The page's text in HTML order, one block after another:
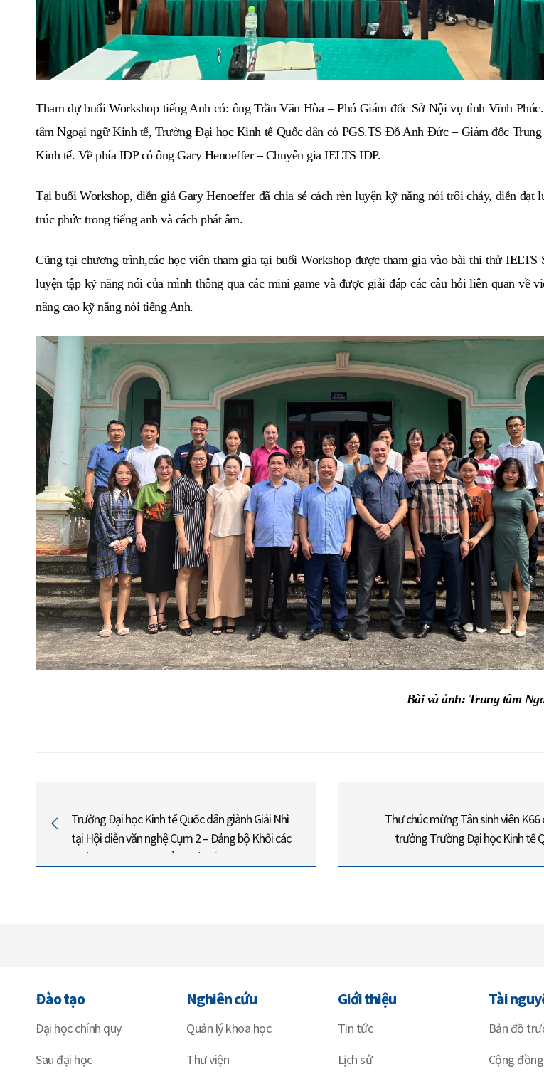
Tham dự buổi Workshop tiếng Anh có: ông Trần Văn Hòa – Phó Giám đốc Sở Nội vụ tỉnh Vĩnh
tâm Ngoại ngữ Kinh tế, Trường Đại học Kinh tế Quốc dân có PGS.TS Đỗ Anh Đức – Giám đốc
Kinh tế. Về phía IDP có ông Gary Henoeffer – Chuyên gia IELTS IDP.
Tại buổi Workshop, diễn giả Gary Henoeffer đã chia sẻ cách rèn luyện kỹ năng nói trôi chảy, diễn đạt
trúc phức trong tiếng anh và cách phát âm.
Cũng tại chương trình,các học viên tham gia tại buổi Workshop được tham gia vào bài thi thử IELTS
luyện tập kỹ năng nói của mình thông qua các mini game và được giải đáp các câu hỏi liên quan về
nâng cao kỹ năng nói tiếng Anh.
Bài và ảnh: Trung tâm
Trường Đại học Kinh tế Quốc dân giành Giải Nhì
tại Hội diễn văn nghệ Cụm 2 – Đảng bộ Khối các
trường đại học, cao đẳng Hà Nội năm 2024
Thư chúc mừng Tân sinh viên K66
trưởng Trường Đại học Kinh tế
Đào tạo
Đại học chính quy
Sau đại học
Nghiên cứu
Quản lý khoa học
Thư viện
Giới thiệu
Tin tức
Lịch sử
Tài
Bản đồ
Cộng đồng